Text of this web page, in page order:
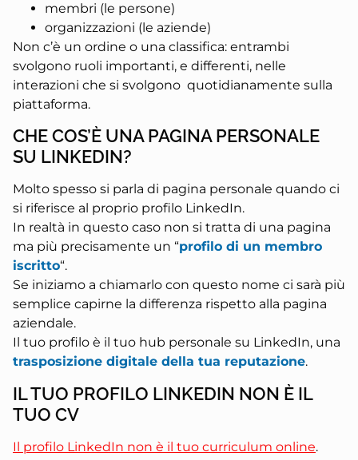
membri (le persone)
organizzazioni (le aziende)
Non c’è un ordine o una classifica: entrambi
svolgono ruoli importanti, e differenti, nelle
interazioni che si svolgono quotidianamente sulla
piattaforma.
CHE COS’È UNA PAGINA PERSONALE
SU LINKEDIN?
Molto spesso si parla di pagina personale quando ci
si riferisce al proprio profilo LinkedIn.
In realtà in questo caso non si tratta di una pagina
ma più precisamente un “profilo di un membro
iscritto“.
Se iniziamo a chiamarlo con questo nome ci sarà più
semplice capirne la differenza rispetto alla pagina
aziendale.
Il tuo profilo è il tuo hub personale su LinkedIn, una
trasposizione digitale della tua reputazione.
IL TUO PROFILO LINKEDIN NON È IL
TUO CV
Il profilo LinkedIn non è il tuo curriculum online.